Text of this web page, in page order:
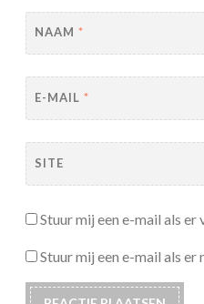
NAAM *
E-MAIL *
SITE
Stuur mij een e-mail als
Stuur mij een e-mail als